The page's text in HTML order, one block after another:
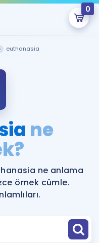
0
Boş.
onlarca eğitim seni
Gramer
euthanasia
ne
ne anlama
örnek cümle.